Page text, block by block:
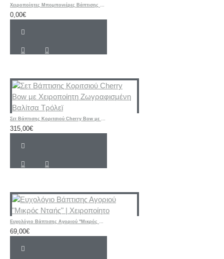
0,00€
315,00€
69,00€